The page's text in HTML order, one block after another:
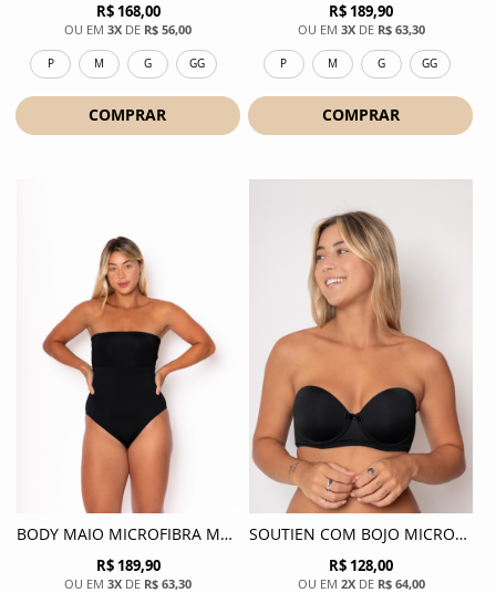
R$ 168,00
3X DE R$ 56,00
P M G GG
COMPRAR
R$ 189,90
3XDE R$ 63,30
P M G GG
COMPRAR
BODY MAIO MICROFIBRA MALU - PRETO
R$ 189,90
3X DE R$ 63,30
SOUTIEN COM BOJO MICROFIBRA SONIA - PRETO
R$ 128,00
2XDE R$ 64,00